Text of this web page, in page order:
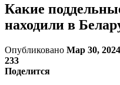
Какие
находили в
Опубликовано Мар 30, 2024
233
Поделится